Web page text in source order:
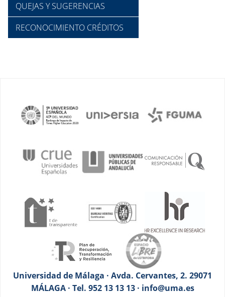
QUEJAS Y SUGERENCIAS
RECONOCIMIENTO CRÉDITOS
Universidad de Málaga · Avda. Cervantes, 2. 29071
MÁLAGA · Tel. 952 13 13 13 · info@uma.es